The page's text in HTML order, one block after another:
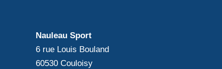
Nauleau Sport
6 rue Louis Bouland
60530 Couloisy